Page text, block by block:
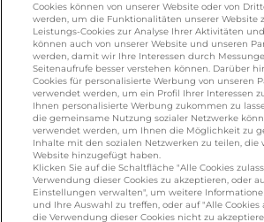
KONTAKT
Lactalis Deutschland GmbH -
887 366 /
Omira Bodenseemilch
(0)751 887 366 /
Cookies können von unserer Website oder von
werden, um die Funktionalitäten unserer Website
Leistungs-Cookies zur Analyse Ihrer Aktivitäten
können auch von unserer Website und unseren
werden, damit wir Ihre Interessen durch
Seitenaufrufe besser verstehen können. Darüber
Cookies für personalisierte Werbung von unseren
verwendet werden, um ein Profil Ihrer Interessen
Ihnen personalisierte Werbung zukommen zu
die gemeinsame Nutzung sozialer Netzwerke
verwendet werden, um Ihnen die Möglichkeit zu
Inhalte mit den sozialen Netzwerken zu teilen, die
Website hinzugefügt haben.
Klicken Sie auf die Schaltfläche "Alle Cookies
Verwendung dieser Cookies zu akzeptieren, oder
Einstellungen verwalten", um weitere
und Ihre Auswahl zu treffen, oder auf "Alle Cookies
die Verwendung dieser Cookies nicht zu